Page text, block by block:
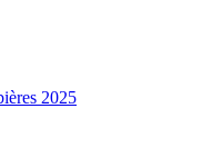
2025